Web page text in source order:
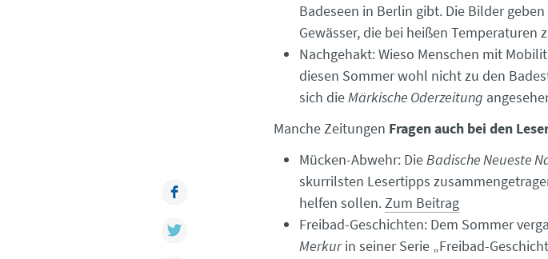
Badeseen in Berlin gibt. Die Bilder
Gewässer, die bei heißen Temperaturen
Nachgehakt: Wieso Menschen mit
diesen Sommer wohl nicht zu den
sich dieMärkische Oderzeitung
Manche Zeitungen Fragen auch bei den
Mücken-Abwehr: DieBadische Neueste
skurrilsten Lesertipps
helfen sollen.Zum Beitrag
Freibad-Geschichten: Dem Sommer
Merkurin seiner Serie „Freibad-